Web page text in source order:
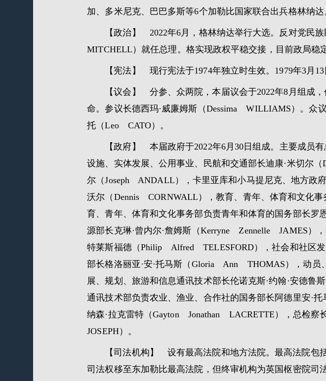
加、多米尼克、巴巴多斯等6个加勒比国家联合出兵格林纳达
【政治】 2022年6月，格林纳达举行大选。反对党民
MITCHELL）就任总理。格实现政权平稳交接，目前政局稳定
【宪法】 现行宪法于1974年独立时生效。1979年3月
【议会】 分参、众两院，本届议会于2022年8月组成
命。参议长德西玛·威廉姆斯（Dessima WILLIAMS）。众
托（Leo CATO）。
【政府】 本届政府于2022年6月30日组成。主要成员
设施、实体发展、公用事业、民航和交通部长迪康·米切尔
尔（Joseph ANDALL），卡里亚库和小马提尼克、地方政
沃尔（Dennis CORNWALL），教育、青年、体育和文化
育、青年、体育和文化事务部负责青年和体育的国务部长
源部长克琳·曾内尔·詹姆斯（Kerryne Zennelle JAMES）
特莱斯福德（Philip Alfred TELESFORD），社会和社区
部长格洛丽亚·安·托马斯（Gloria Ann THOMAS），动
展、规划、旅游和信息通讯技术部长伦诺克斯·约翰·安德
通讯技术部负责农业、渔业、合作社的国务部长阿德里安·
纳森·拉克雷特（Gayton Jonathan LACRETTE），总检察
JOSEPH）。
【司法机构】 设有最高法院和地方法院。最高法院包
司法权移至东加勒比最高法院，但终审机构为英国枢密院司